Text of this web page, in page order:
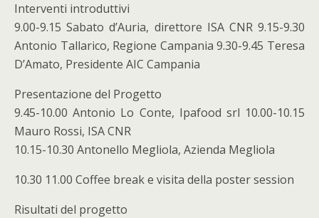
Interventi introduttivi
9.00-9.15 Sabato d’Auria, direttore ISA CNR 9.15-9.30
Antonio Tallarico, Regione Campania 9.30-9.45 Teresa
D’Amato, Presidente AIC Campania
Presentazione del Progetto
9.45-10.00 Antonio Lo Conte, Ipafood srl 10.00-10.15
Mauro Rossi, ISA CNR
10.15-10.30 Antonello Megliola, Azienda Megliola
10.30 11.00 Coffee break e visita della poster session
Risultati del progetto